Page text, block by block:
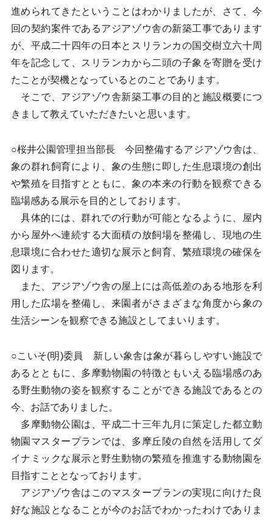
進められてきたということはわかりましたが、さて、今
回の契約案件であるアジアゾウ舎の新築工事であります
が、平成二十四年の日本とスリランカの国交樹立六十周
年を記念して、スリランカから二頭の子象を寄贈を受け
たことが契機となっているとのことであります。
そこで、アジアゾウ舎新築工事の目的と施設概要につ
きまして教えていただきたいと思います。
○桜井公園管理担当部長 今回整備するアジアゾウ舎は、
象の群れ飼育により、象の生態に即した生息環境の創出
や繁殖を目指すとともに、象の本来の行動を観察できる
臨場感ある展示を目的としております。
具体的には、群れでの行動が可能となるように、屋内
から屋外へ連続する大面積の放飼場を整備し、現地の生
息環境に合わせた適切な展示と飼育、繁殖環境の確保を
図ります。
また、アジアゾウ舎の屋上には高低差のある地形を利
用した広場を整備し、来園者がさまざまな角度から象の
生活シーンを観察できる施設としてまいります。
○こいそ(明)委員 新しい象舎は象が暮らしやすい施設で
あるとともに、多摩動物園の特徴ともいえる臨場感のあ
る野生動物の姿を観察することができる施設であるとの
今、お話でありました。
多摩動物公園は、平成二十三年九月に策定した都立動
物園マスタープランでは、多摩丘陵の自然を活用してダ
イナミックな展示と野生動物の繁殖を推進する動物園を
目指すこととなっております。
アジアゾウ舎はこのマスタープランの実現に向けた良
好な施設となることが今のお話でわかったわけでありま